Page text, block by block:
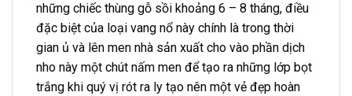
những chiếc thùng gỗ sồi khoảng 6 – 8 tháng, điều
đặc biệt của loại vang nổ này chính là trong thời
gian ủ và lên men nhà sản xuất cho vào phần dịch
nho này một chút nấm men để tạo ra những lớp bọt
trắng khi quý vị rót ra ly tạo nên một vẻ đẹp hoàn